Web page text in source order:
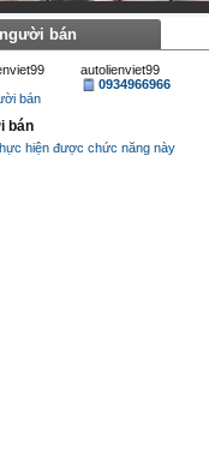
bán
autolienviet99
0934966966
bán
bán
hiện được chức năng này